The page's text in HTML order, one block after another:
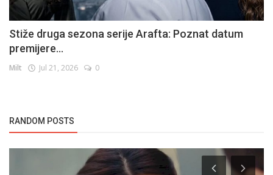
Stiže druga sezona serije Arafta: Poznat datum
premijere...
Milt Jul 21, 2026 0
RANDOM POSTS